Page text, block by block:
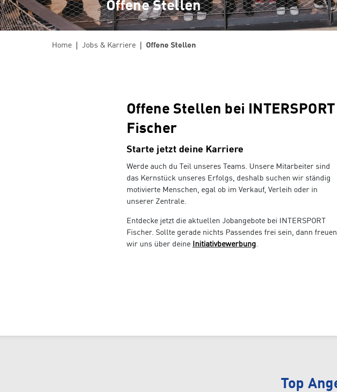
Große Auswahl an Bikes und E-Bikes im
Ländle
umfangreiches Sortiment für Damen und
Herren
Movement etc.
Firmenradl
Arion Laufanalyse
Bootfitting
Lehre
Wer sind wir?
Offene Stellen
Home Jobs & Karriere Offene Stellen
Offene Stellen bei INTERSPORT
Fischer
Starte jetzt deine Karriere
Werde auch du Teil unseres Teams. Unsere Mitarbeiter sind
das Kernstück unseres Erfolgs, deshalb suchen wir ständig
motivierte Menschen, egal ob im Verkauf, Verleih oder in
unserer Zentrale.
Entdecke jetzt die aktuellen Jobangebote bei INTERSPORT
Fischer. Sollte gerade nichts Passendes frei sein, dann freuen
wir uns über deine
Initiativbewerbung.
Top